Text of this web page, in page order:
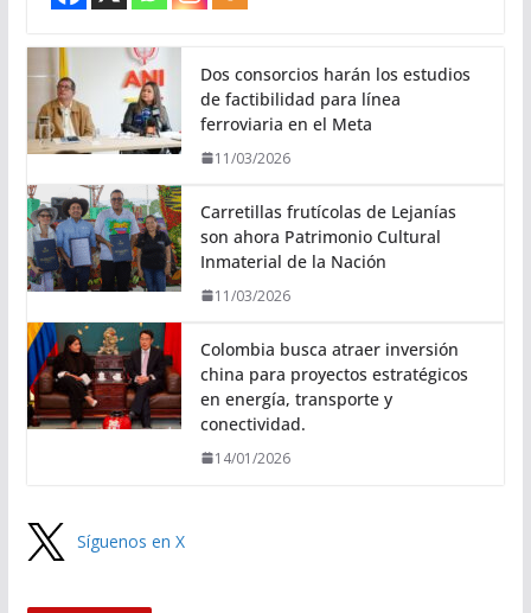
Dos consorcios harán los estudios
de factibilidad para línea
ferroviaria en el Meta
11/03/2026
Carretillas frutícolas de Lejanías
son ahora Patrimonio Cultural
Inmaterial de la Nación
11/03/2026
Colombia busca atraer inversión
china para proyectos estratégicos
en energía, transporte y
conectividad.
14/01/2026
Síguenos en X